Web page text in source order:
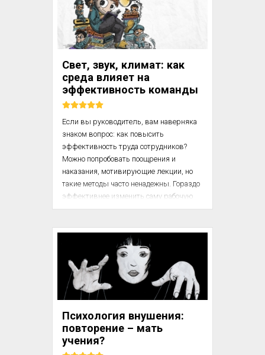
их концентрации. Но будем ли мы в
состоянии объяснить из сущности этих
законов некоторые факты? Я
представлю вам два примера, которые
законами, и докажу это в опыте на
собаке.Иван Павлов (1849 – 1936) –
физиолог, создатель нау...
Свет, звук, климат: как
среда влияет на
эффективность команды
Если вы руководитель, вам наверняка
знаком вопрос: как повысить
эффективность труда сотрудников?
Можно попробовать поощрения и
наказания, мотивирующие лекции, но
такие методы часто ненадежны. Гораздо
эффективнее изменить саму рабочую
среду. В этой статье рассматриваются
через управление физическими
факторами: освещением, звуком,
температурой. Эти методы
универсальны, не требуют больших
затрат и работают независимо от
мотивации сотрудников, поскольку
Узнайте, как сделать пространство
вашего офиса инструментом
продуктивности!
Психология внушения:
повторение – мать
учения?